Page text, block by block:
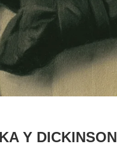
Y DICKINSON